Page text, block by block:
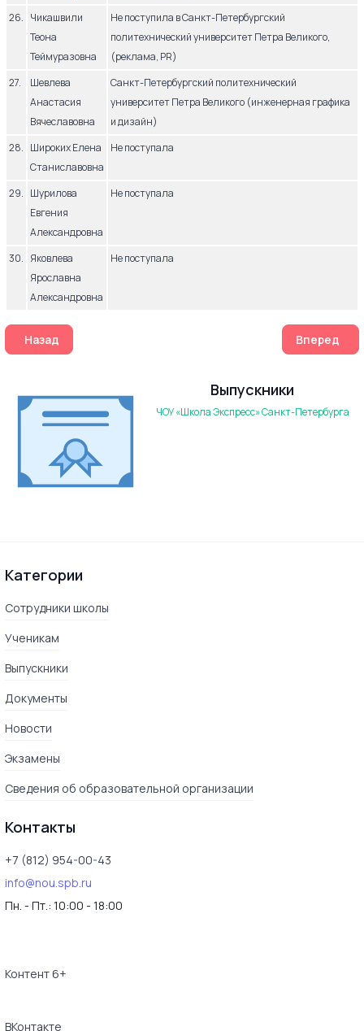
26. Чикашвили
Теона
Теймуразовна
Не поступила в Санкт-Петербургский
политехнический университет Петра Великого,
(реклама, PR)
27.
Шевлева
Анастасия
Вячеславовна
Санкт-Петербургский политехнический
университет Петра Великого (инженерная графика
и дизайн)
28. Широких Елена
Станиславовна
Не поступала
29. Шурилова
Евгения
Александровна
Не поступала
30. Яковлева
Ярославна
Александровна
Не поступала
Предыдущий: 2018
Назад Вперед
Выпускники
ЧОУ «Школа Экспресс» Санкт-Петербурга
Категории
Сотрудники школы
Ученикам
Выпускники
Документы
Новости
Экзамены
Сведения об образовательной организации
Контакты
+7 (812) 954-00-43
info@nou.spb.ru
Пн. - Пт.: 10:00 - 18:00
Контент 6+
ВКонтакте